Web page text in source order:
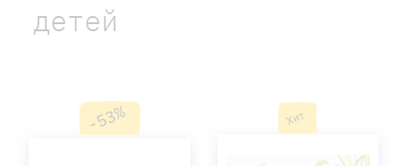
детей
-53% Хит